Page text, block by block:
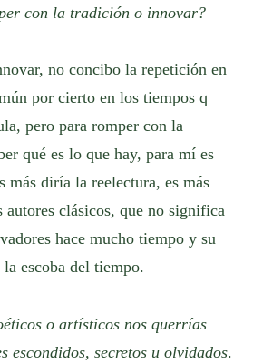
con la tradición o innovar?
no concibo la repetición en
por cierto en los tiempos q
pero para romper con la
qué es lo que hay, para mí es
más diría la reelectura, es más
clásicos, que no significa
hace mucho tiempo y su
escoba del tiempo.
o artísticos nos querrías
escondidos, secretos u olvidados.